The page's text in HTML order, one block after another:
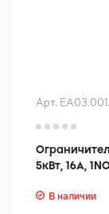
Арт.
5кВт, 16А,
В наличии